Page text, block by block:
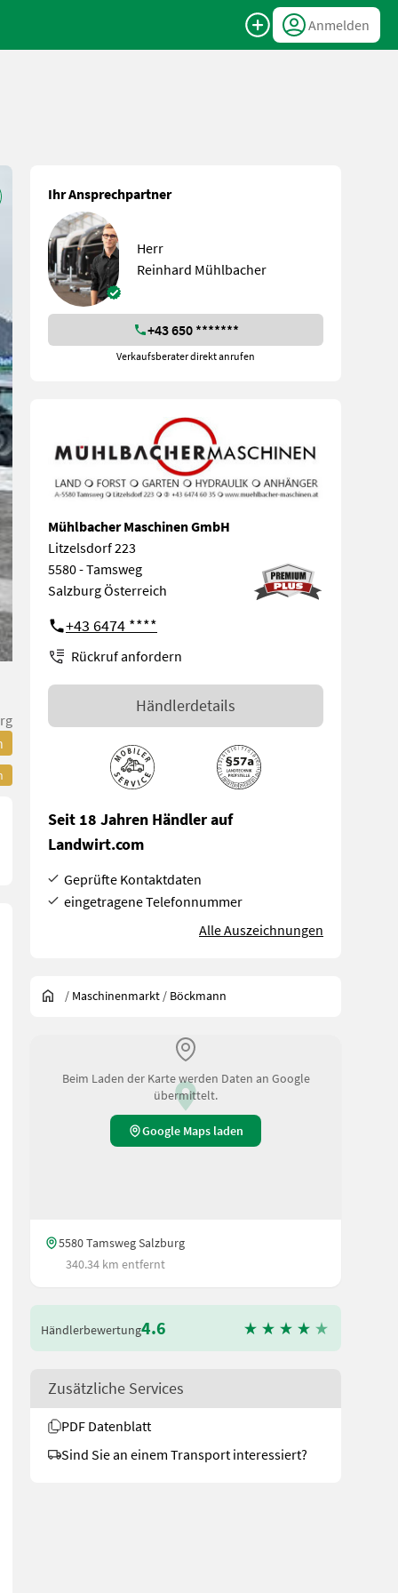
Anmelden
Ihr Ansprechpartner
Herr
Reinhard Mühlbacher
+43 650 *******
Verkaufsberater direkt anrufen
Mühlbacher Maschinen GmbH
Litzelsdorf 223
5580 - Tamsweg
Salzburg Österreich
+43 6474 ****
Rückruf anfordern
Händlerdetails
Seit 18 Jahren Händler auf
Landwirt.com
Geprüfte Kontaktdaten
eingetragene Telefonnummer
Alle Auszeichnungen
/ Maschinenmarkt / Böckmann
Beim Laden der Karte werden Daten an Google
übermittelt.
Google Maps laden
5580 Tamsweg Salzburg
340.34 km entfernt
Händlerbewertung4.6
Zusätzliche Services
PDF Datenblatt
Sind Sie an einem Transport interessiert?